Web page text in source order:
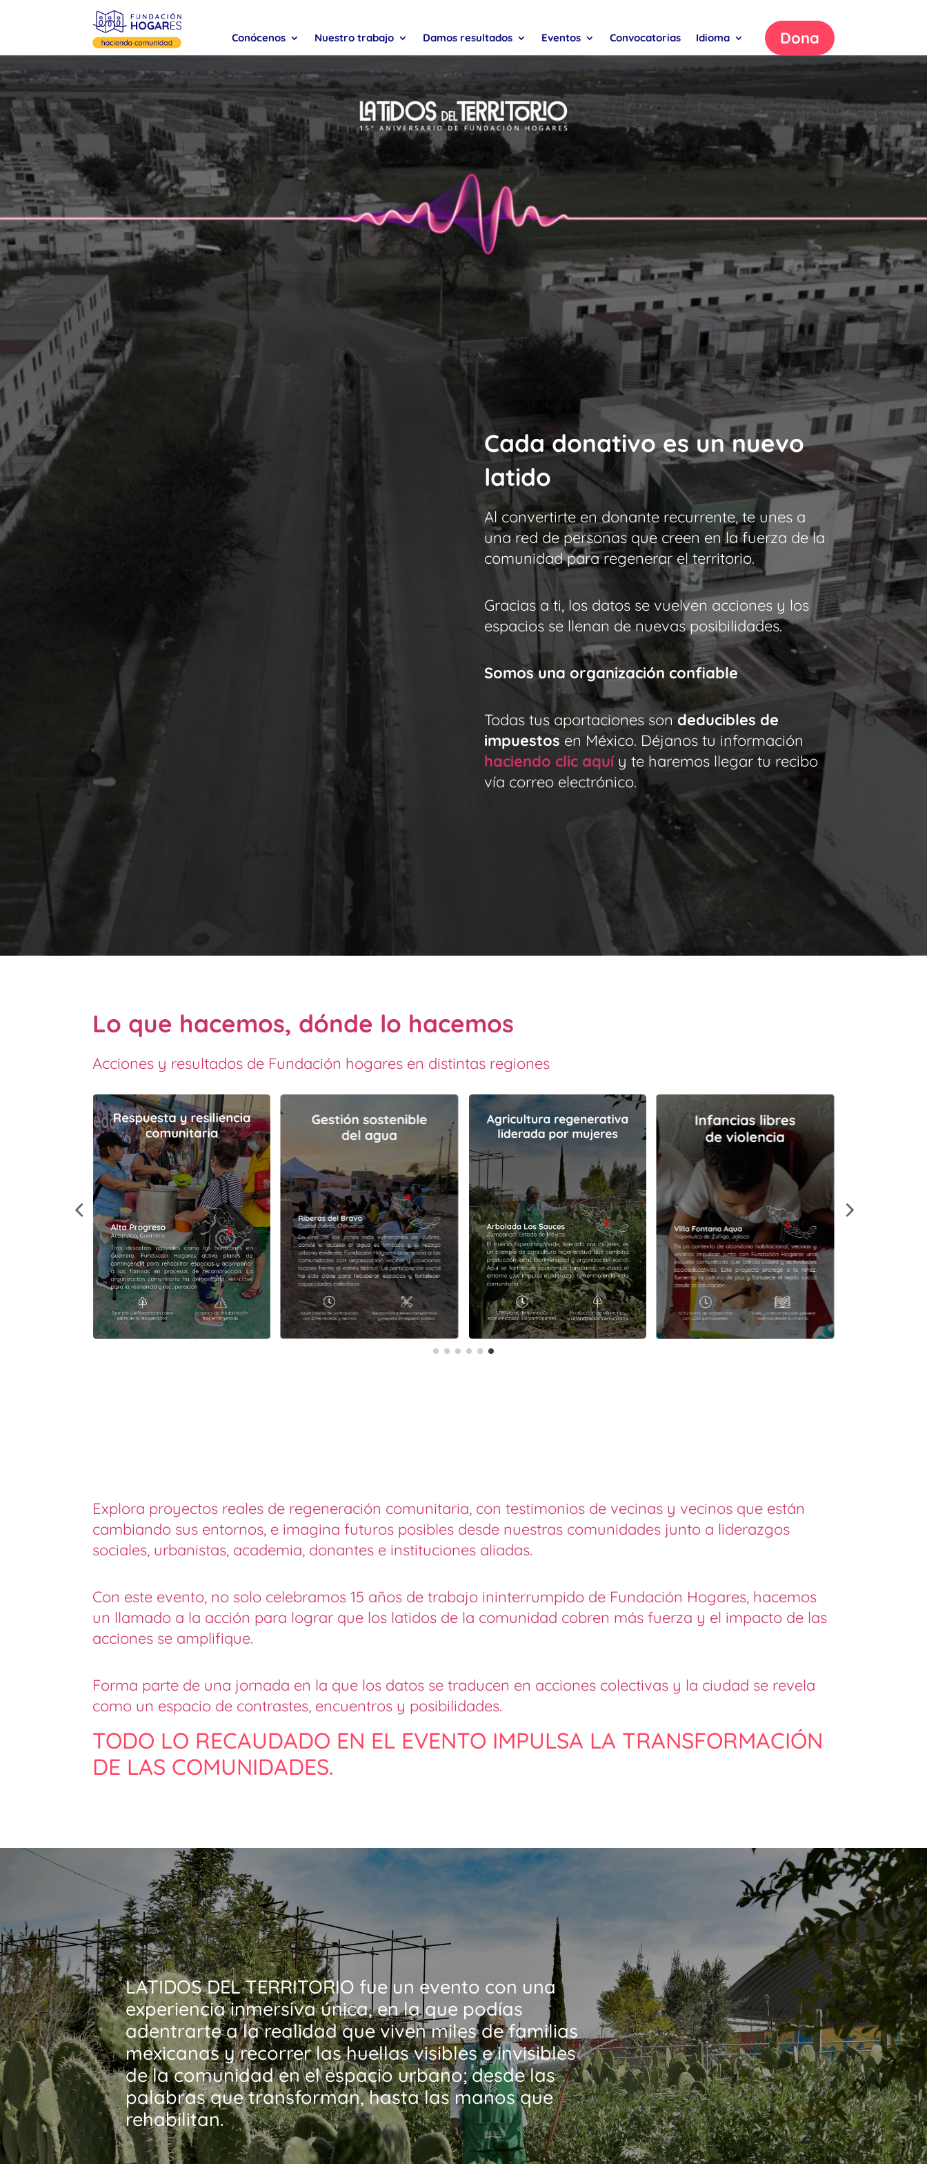
Conócenos Nuestro trabajo Damos resultados Eventos Convocatorias Idioma Dona
Cada donativo es un nuevo
latido
Al convertirte en donante recurrente, te unes a
una red de personas que creen en la fuerza de la
comunidad para regenerar el territorio.
Gracias a ti, los datos se vuelven acciones y los
espacios se llenan de nuevas posibilidades.
Somos una organización confiable
Todas tus aportaciones son deducibles de
impuestos en México. Déjanos tu información
haciendo clic aquí y te haremos llegar tu recibo
vía correo electrónico.
Lo que hacemos, dónde lo hacemos
Acciones y resultados de Fundación hogares en distintas regiones
Explora proyectos reales de regeneración comunitaria, con testimonios de vecinas y vecinos que están
cambiando sus entornos, e imagina futuros posibles desde nuestras comunidades junto a liderazgos
sociales, urbanistas, academia, donantes e instituciones aliadas.
Con este evento, no solo celebramos 15 años de trabajo ininterrumpido de Fundación Hogares, hacemos
un llamado a la acción para lograr que los latidos de la comunidad cobren más fuerza y el impacto de las
acciones se amplifique.
Forma parte de una jornada en la que los datos se traducen en acciones colectivas y la ciudad se revela
como un espacio de contrastes, encuentros y posibilidades.
TODO LO RECAUDADO EN EL EVENTO IMPULSA LA TRANSFORMACIÓN
DE LAS COMUNIDADES.
LATIDOS DEL TERRITORIO fue un evento con una
experiencia inmersiva única, en la que podías
adentrarte a la realidad que viven miles de familias
mexicanas y recorrer las huellas visibles e invisibles
de la comunidad en el espacio urbano; desde las
palabras que transforman, hasta las manos que
rehabilitan.